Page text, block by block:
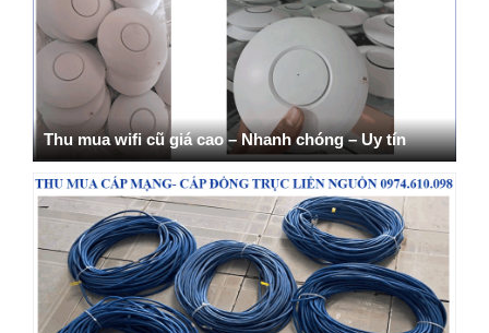
Thu mua wifi cũ giá cao – Nhanh chóng – Uy tín